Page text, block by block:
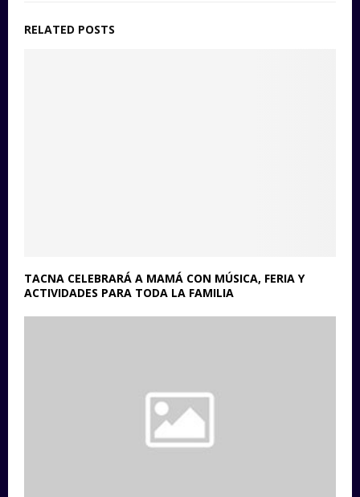
RELATED POSTS
TACNA CELEBRARÁ A MAMÁ CON MÚSICA, FERIA Y
ACTIVIDADES PARA TODA LA FAMILIA